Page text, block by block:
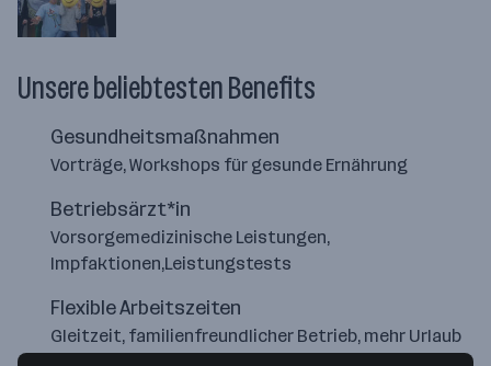
Unsere beliebtesten Benefits
Gesundheitsmaßnahmen
Vorträge, Workshops für gesunde Ernährung
Betriebsärzt*in
Vorsorgemedizinische Leistungen,
Impfaktionen,Leistungstests
Flexible Arbeitszeiten
Gleitzeit, familienfreundlicher Betrieb, mehr Urlaub